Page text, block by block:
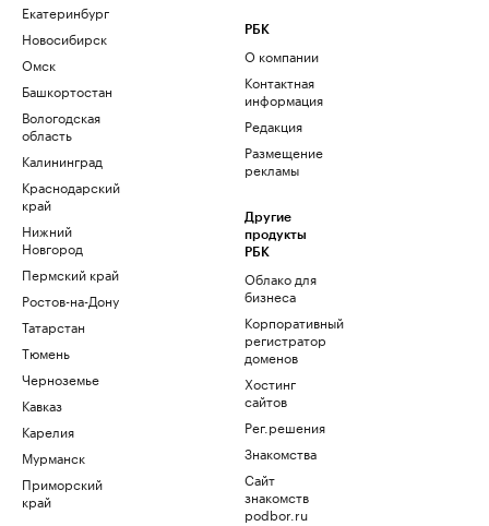
Екатеринбург
Новосибирск
Омск
Башкортостан
Вологодская
область
Калининград
Краснодарский
край
Нижний
Новгород
Пермский край
Ростов-на-Дону
Татарстан
Тюмень
Черноземье
Кавказ
Карелия
Мурманск
Приморский
край
РБК
О компании
Контактная
информация
Редакция
Размещение
рекламы
Другие
продукты
РБК
Облако для
бизнеса
Корпоративный
регистратор
доменов
Хостинг
сайтов
Рег.решения
Знакомства
Сайт
знакомств
podbor.ru